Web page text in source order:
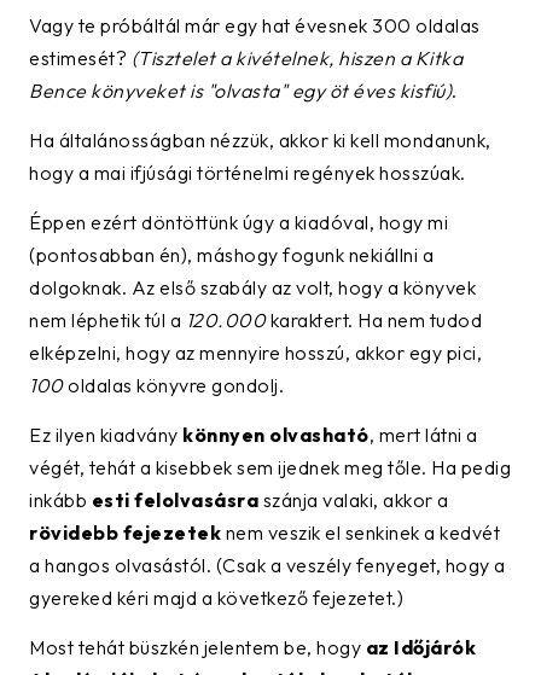
Vagy te próbáltál már egy hat évesnek 300 oldalas
estimesét? (Tisztelet a kivételnek, hiszen a Kitka
Bence könyveket is "olvasta" egy öt éves kisfiú).
Ha általánosságban nézzük, akkor ki kell mondanunk,
hogy a mai ifjúsági történelmi regények hosszúak.
Éppen ezért döntöttünk úgy a kiadóval, hogy mi
(pontosabban én), máshogy fogunk nekiállni a
dolgoknak. Az első szabály az volt, hogy a könyvek
nem léphetik túl a 120.000karaktert. Ha nem tudod
elképzelni, hogy az mennyire hosszú, akkor egy pici,
100oldalas könyvre gondolj.
Ez ilyen kiadvány könnyen olvasható, mert látni a
végét, tehát a kisebbek sem ijednek meg tőle. Ha pedig
inkább esti felolvasásra szánja valaki, akkor a
rövidebb fejezetek nem veszik el senkinek a kedvét
a hangos olvasástól. (Csak a veszély fenyeget, hogy a
gyereked kéri majd a következő fejezetet.)
Most tehát büszkén jelentem be, hogy az Időjárók